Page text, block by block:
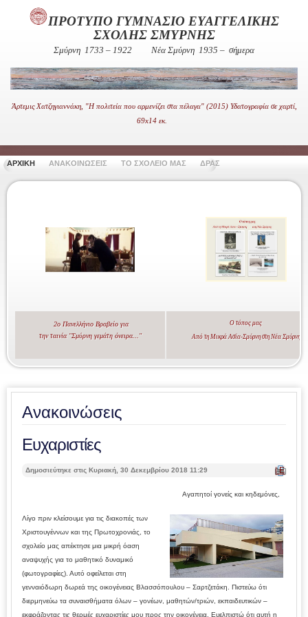
ΠΡΟΤΥΠΟ ΓΥΜΝΑΣΙΟ ΕΥΑΓΓΕΛΙΚΗΣ
ΣΧΟΛΗΣ ΣΜΥΡΝΗΣ
Σμύρνη 1733 – 1922 Νέα Σμύρνη 1935 – σήμερα
Άρτεμις Χατζηγιαννάκη, "Η πολιτεία που αρμενίζει στα πέλαγα" (2015) Υδατογραφία σε χαρτί,
69x14 εκ.
ΑΡΧΙΚΗ ΑΝΑΚΟΙΝΩΣΕΙΣ ΤΟ ΣΧΟΛΕΙΟ ΜΑΣ ΔΡΑΣΤΗΡΙΟΤΗΤΕΣ
2ο Πανελλήνιο Βραβείο για
την ταινία "Σμύρνη γεμάτη όνειρα..."
Ο τόπος μας
Από τη Μικρά Ασία-Σμύρνη στη Νέα Σμύρνη
Ανακοινώσεις
Ευχαριστίες
| Ε
ωσ
Δημοσιεύτηκε στις Κυριακή, 30 Δεκεμβρίου 2018 11:29
Αγαπητοί γονείς και κηδεμόνες,
Λίγο πριν κλείσουμε για τις διακοπές των
Χριστουγέννων και της Πρωτοχρονιάς, το
σχολείο μας απέκτησε μια μικρή όαση
αναψυχής για το μαθητικό δυναμικό
(φωτογραφίες). Αυτό οφείλεται στη
γενναιόδωρη δωρεά της οικογένειας Βλασσόπουλου – Σαρτζετάκη. Πιστεύω ότι
διερμηνεύω τα συναισθήματα όλων – γονέων, μαθητών/τριών, εκπαιδευτικών –
εκφράζοντας τις θερμές ευχαριστίες μου προς την οικογένεια. Ευελπιστώ ότι αυτή η